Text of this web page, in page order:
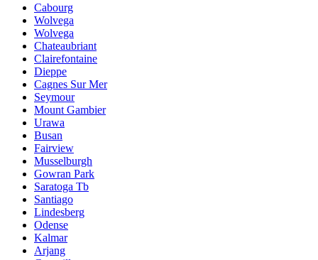
Cabourg
Wolvega
Wolvega
Chateaubriant
Clairefontaine
Dieppe
Cagnes Sur Mer
Seymour
Mount Gambier
Urawa
Busan
Fairview
Musselburgh
Gowran Park
Saratoga Tb
Santiago
Lindesberg
Odense
Kalmar
Arjang